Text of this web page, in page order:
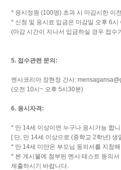
* 응시정원 (100명) 초과 시 마감시한 이
* 신청 및 응시료 입금은 마감일 오후 6
(마감 시간이 지나서 입금하실 경우 접수
5. 접수관련 문의:
멘사코리아 장현정 간사:
(오전 10시~ 오후 5시30분)
6. 응시자격:
* 만 14세 이상이면 누구나 응시가능 합
[ 단, 만 14세 이상으로 (중학교 2학년)
* 만 14세 미만은 부모님 동의서를 지참
* 본 게시물에 첨부된 멘사 테스트 동의
제출하시기 바랍니다.